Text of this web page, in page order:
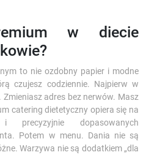
w diecie
to nie ozdobny papier i modne
czujesz codziennie. Najpierw w
adres bez nerwów. Masz
catering dietetyczny opiera się na
precyzyjnie dopasowanych
Potem w menu. Dania nie są
Warzywa nie są dodatkiem „dla